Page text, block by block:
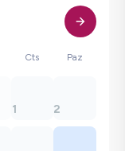
Cts Paz
1 2